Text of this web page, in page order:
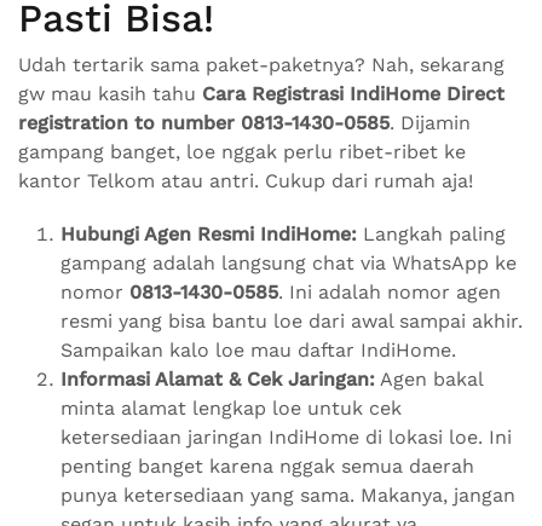
Pasti Bisa!
Udah tertarik sama paket-paketnya? Nah, sekarang
gw mau kasih tahu Cara Registrasi IndiHome Direct
registration to number 0813-1430-0585. Dijamin
gampang banget, loe nggak perlu ribet-ribet ke
kantor Telkom atau antri. Cukup dari rumah aja!
Hubungi Agen Resmi IndiHome: Langkah paling
gampang adalah langsung chat via WhatsApp ke
nomor 0813-1430-0585. Ini adalah nomor agen
resmi yang bisa bantu loe dari awal sampai akhir.
Sampaikan kalo loe mau daftar IndiHome.
Informasi Alamat & Cek Jaringan: Agen bakal
minta alamat lengkap loe untuk cek
ketersediaan jaringan IndiHome di lokasi loe. Ini
penting banget karena nggak semua daerah
punya ketersediaan yang sama. Makanya, jangan